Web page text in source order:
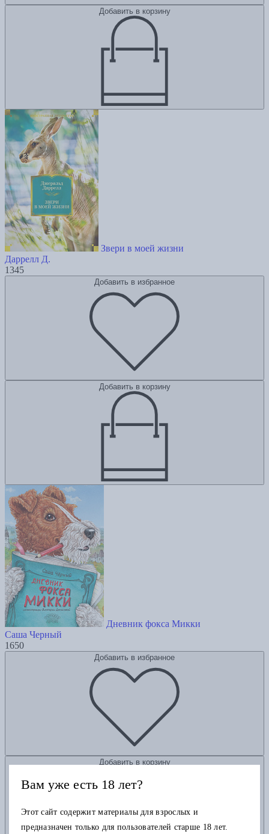
Добавить в корзину
Звери в моей жизни
Даррелл Д.
1345
Добавить в избранное
Добавить в корзину
Дневник фокса Микки
Саша Черный
1650
Добавить в избранное
Добавить в корзину
Вам уже есть 18 лет?
Этот сайт содержит материалы для взрослых и
предназначен только для пользователей старше 18 лет.